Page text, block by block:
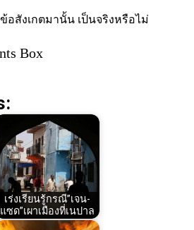
อสังเกตมานั้น เป็นจริงหรือไม่
Box
เร่งเรียนรู้กรณี”เจน-
แซด”เผาเมืองที่เนปาล